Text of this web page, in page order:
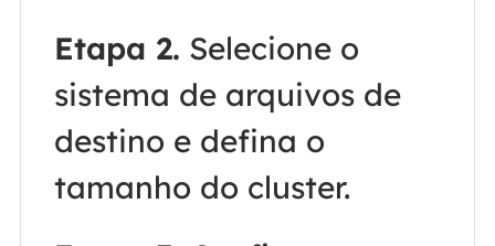
Etapa 2. Selecione o
sistema de arquivos de
destino e defina o
tamanho do cluster.